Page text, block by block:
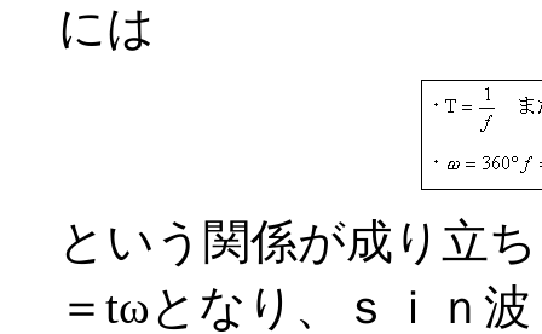
には
という関係が成り立
＝tωとなり、ｓｉｎ